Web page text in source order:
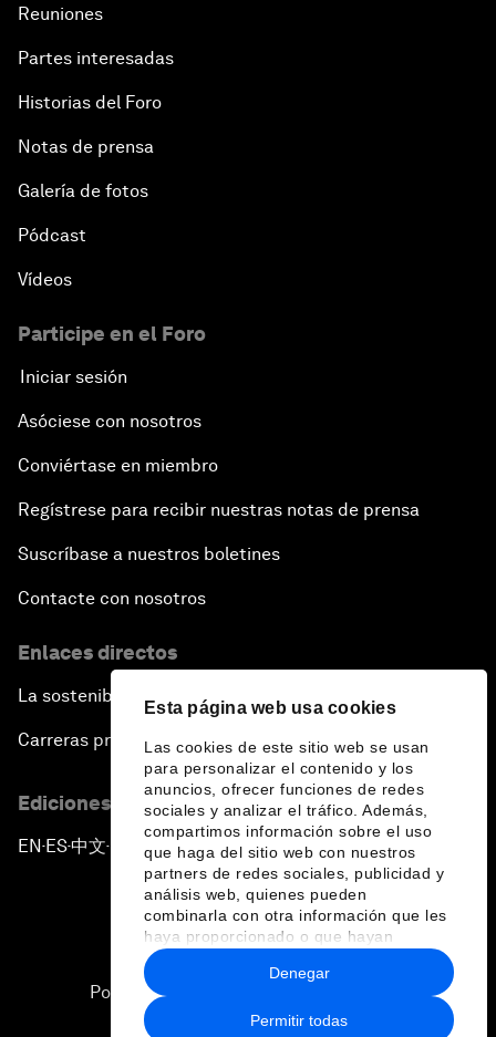
Esta página web usa cookies
Las cookies de este sitio web se usan
para personalizar el contenido y los
anuncios, ofrecer funciones de redes
sociales y analizar el tráfico. Además,
compartimos información sobre el uso
que haga del sitio web con nuestros
partners de redes sociales, publicidad y
análisis web, quienes pueden
combinarla con otra información que les
haya proporcionado o que hayan
recopilado a partir del uso que haya
hecho de sus servicios.
Permitir todas
Denegar
Reuniones
Partes interesadas
Historias del Foro
Notas de prensa
Galería de fotos
Pódcast
Vídeos
Participe en el Foro
Iniciar sesión
Asóciese con nosotros
Conviértase en miembro
Regístrese para recibir nuestras notas de prensa
Suscríbase a nuestros boletines
Contacte con nosotros
Enlaces directos
La sostenibilidad en el Foro
Carreras profesionales
Ediciones en otros idiomas
EN ▪ ES▪中文▪ 日本語
Política de privacidad y normas de uso